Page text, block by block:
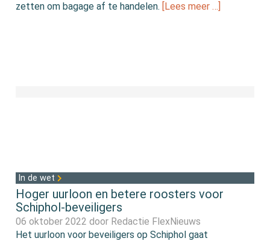
zetten om bagage af te handelen.
[Lees meer …]
In de wet
Hoger uurloon en betere roosters voor
Schiphol-beveiligers
06 oktober 2022 door Redactie FlexNieuws
Het uurloon voor beveiligers op Schiphol gaat